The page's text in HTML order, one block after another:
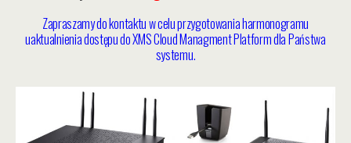
Zapraszamy do kontaktu w celu przygotowania harmonogramu
uaktualnienia dostępu do XMS Cloud Managment Platform dla Państwa
systemu.